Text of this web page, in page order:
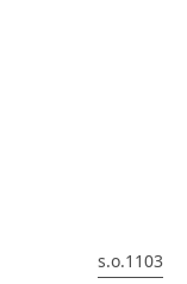
s.o.1103